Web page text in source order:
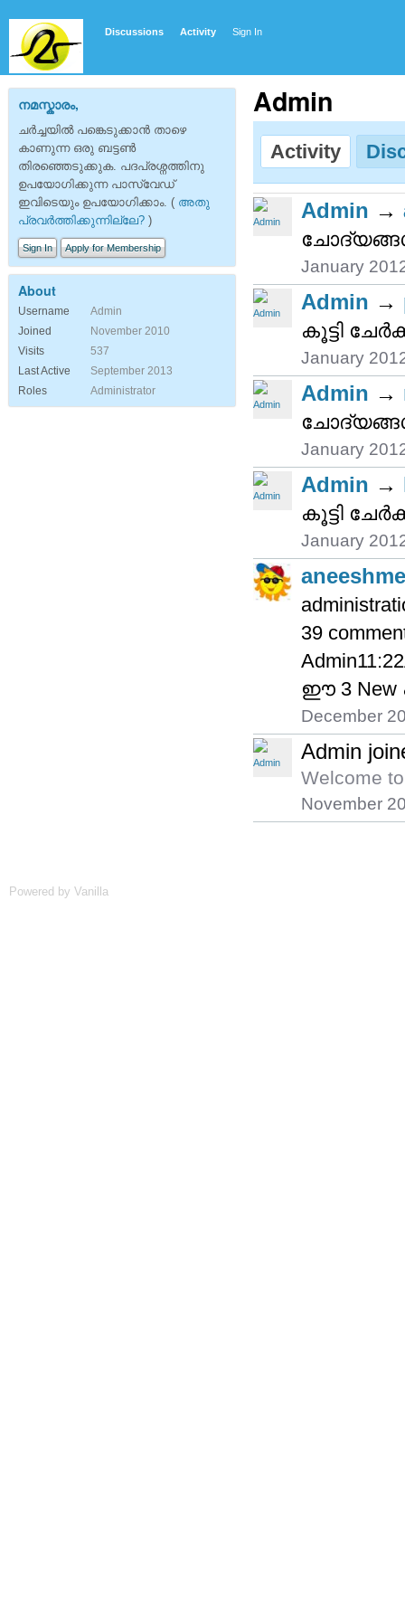
Discussions Activity Sign In
Admin
Activity
Admin →
January
Admin →
കൂട്ടി
January
Admin →
January
Admin →
കൂട്ടി
January
39
ഈ 3 New
December
Admin
Welcome
November
നമസ്കാരം,
ചര്‍ച്ചയില്‍ പങ്കെടുക്കാന്‍ താഴെ
കാണുന്ന ഒരു ബട്ടണ്‍
തിരഞ്ഞെടുക്കുക. പദപ്രശ്നത്തിനു
ഉപയോഗിക്കുന്ന പാസ്‌വേഡ്
ഇവിടെയും ഉപയോഗിക്കാം. ( അതു
പ്രവര്‍ത്തിക്കുന്നില്ലേ? )
Sign In Apply for Membership
About
Username
Admin
Joined
November 2010
Visits
537
Last Active
September 2013
Roles
Administrator
Powered by Vanilla